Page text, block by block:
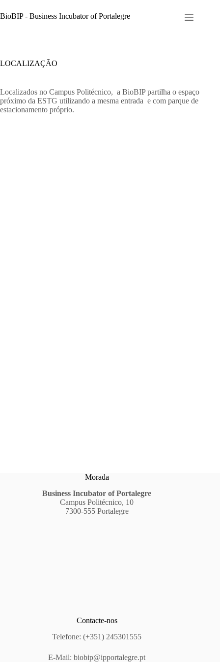
para
o
BioBIP - Business Incubator of Portalegre
LOCALIZAÇÃO
Localizados no Campus Politécnico, a BioBIP partilha o espaço
próximo da ESTG utilizando a mesma entrada e com parque de
estacionamento próprio.
Morada
Business Incubator of Portalegre
Campus Politécnico, 10
7300-555 Portalegre
Contacte-nos
Telefone: (+351) 245301555
E-Mail:biobip@ipportalegre.pt